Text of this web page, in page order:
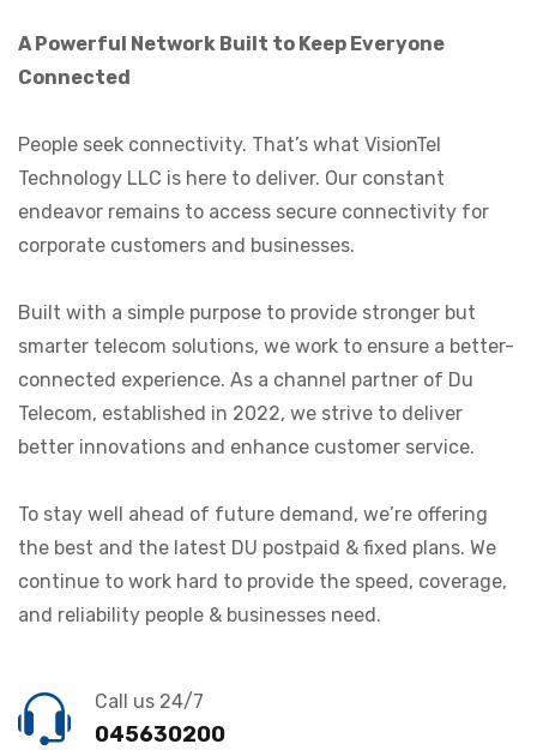
A Powerful Network Built to Keep Everyone
Connected
People seek connectivity. That’s what VisionTel
Technology LLC is here to deliver. Our constant
endeavor remains to access secure connectivity for
corporate customers and businesses.
Built with a simple purpose to provide stronger but
smarter telecom solutions, we work to ensure a better-
connected experience. As a channel partner of Du
Telecom, established in 2022, we strive to deliver
better innovations and enhance customer service.
To stay well ahead of future demand, we’re offering
the best and the latest DU postpaid & fixed plans. We
continue to work hard to provide the speed, coverage,
and reliability people & businesses need.
Call us 24/7
045630200